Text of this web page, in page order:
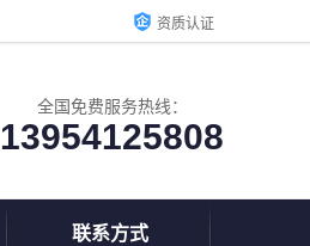
资质认证
全国免费服务热线：
13954125808
联系方式